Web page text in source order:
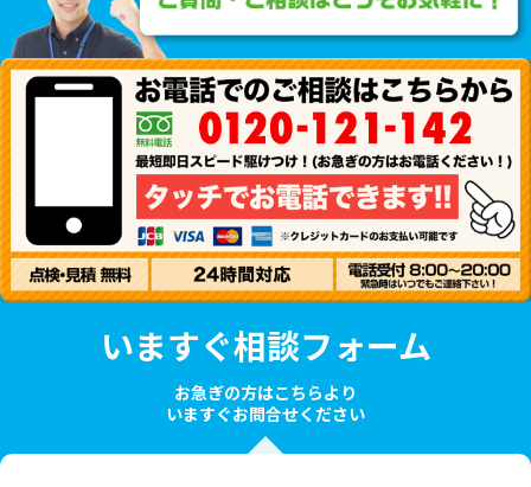
いますぐ相談フォーム
お急ぎの方はこちらより
いますぐお問合せください